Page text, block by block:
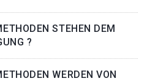
STEHEN DEM
?
WERDEN VON